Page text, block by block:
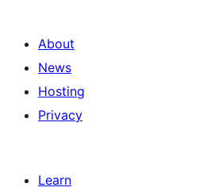
About
News
Hosting
Privacy
Learn